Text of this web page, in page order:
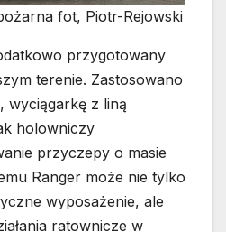
fot, Piotr-Rejowski
przygotowany
terenie. Zastosowano
wyciągarkę z liną
holowniczy
przyczepy o masie
Ranger może nie tylko
wyposażenie, ale
ratownicze w